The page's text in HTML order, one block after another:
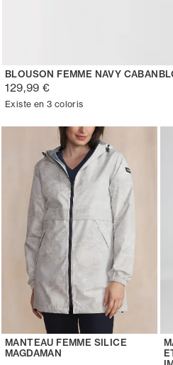
BLOUSON FEMME NAVY
129,99 €
Existe en 3 coloris
MANTEAU FEMME SILICE
MAGDAMAN